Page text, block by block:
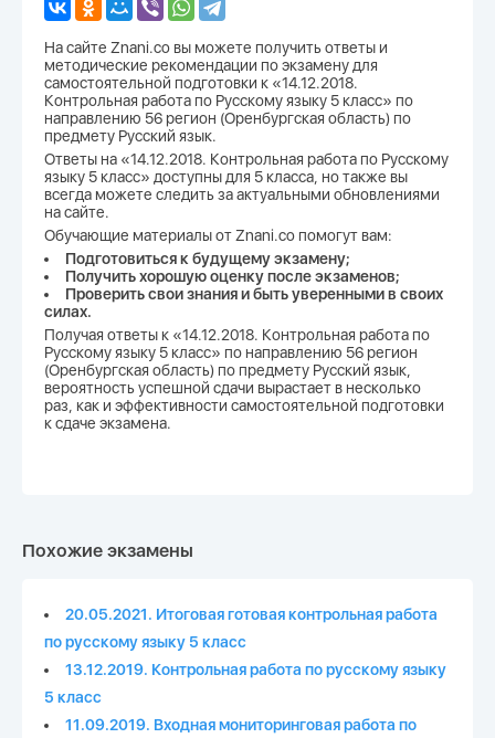
На сайте Znani.co вы можете получить ответы и
методические рекомендации по экзамену для
самостоятельной подготовки к «14.12.2018.
Контрольная работа по Русскому языку 5 класс» по
направлению 56 регион (Оренбургская область) по
предмету Русский язык.
Ответы на «14.12.2018. Контрольная работа по Русскому
языку 5 класс» доступны для 5 класса, но также вы
всегда можете следить за актуальными обновлениями
на сайте.
Обучающие материалы от Znani.co помогут вам:
Подготовиться к будущему экзамену;
Получить хорошую оценку после экзаменов;
Проверить свои знания и быть уверенными в своих
силах.
Получая ответы к «14.12.2018. Контрольная работа по
Русскому языку 5 класс» по направлению 56 регион
(Оренбургская область) по предмету Русский язык,
вероятность успешной сдачи вырастает в несколько
раз, как и эффективности самостоятельной подготовки
к сдаче экзамена.
Похожие экзамены
20.05.2021. Итоговая готовая контрольная работа
по русскому языку 5 класс
13.12.2019. Контрольная работа по русскому языку
5 класс
11.09.2019. Входная мониторинговая работа по